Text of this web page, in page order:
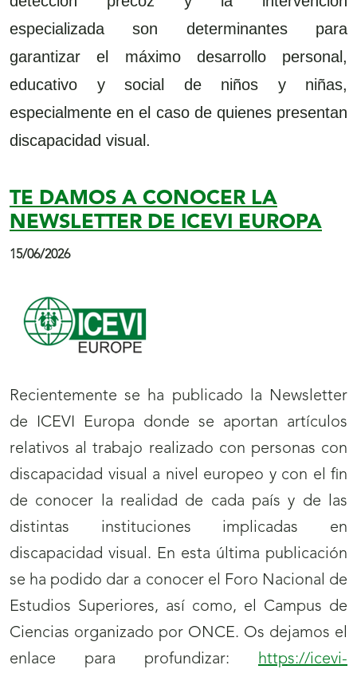
especializada son determinantes para
garantizar el máximo desarrollo personal,
educativo y social de niños y niñas,
especialmente en el caso de quienes presentan
discapacidad visual.
TE DAMOS A CONOCER LA
NEWSLETTER DE ICEVI EUROPA
15/06/2026
Recientemente se ha publicado la Newsletter
de ICEVI Europa donde se aportan artículos
relativos al trabajo realizado con personas con
discapacidad visual a nivel europeo y con el fin
de conocer la realidad de cada país y de las
distintas instituciones implicadas en
discapacidad visual. En esta última publicación
se ha podido dar a conocer el Foro Nacional de
Estudios Superiores, así como, el Campus de
Ciencias organizado por ONCE. Os dejamos el
enlace para profundizar: https://icevi-